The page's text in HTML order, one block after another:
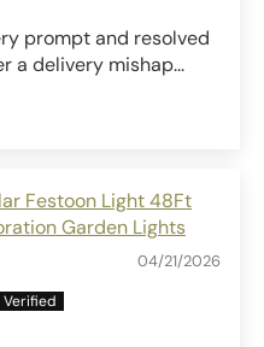
prompt and resolved
a delivery mishap...
Festoon Light 48Ft
Garden Lights
04/21/2026